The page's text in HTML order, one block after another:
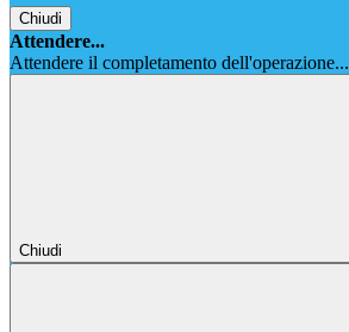
Chiudi
Attendere...
Attendere il completamento dell'operazione...
Chiudi